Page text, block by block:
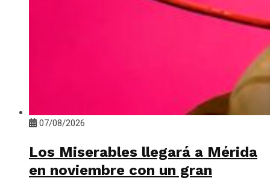
07/08/2026
Los Miserables llegará a Mérida
en noviembre con un gran